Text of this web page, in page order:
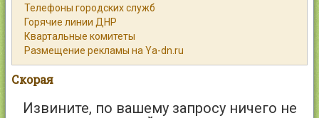
Объявления
Помощь
Контакты
Телефоны городских служб
Горячие линии ДНР
Квартальные комитеты
Размещение рекламы на Ya-dn.ru
Скорая
Извините, по вашему запросу ничего не